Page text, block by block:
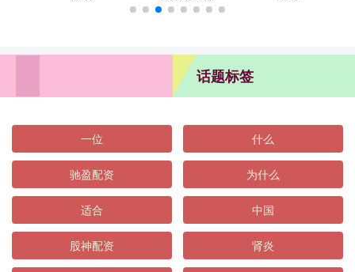
话题标签
一位 什么
驰盈配资 为什么
适合 中国
股神配资 肾炎